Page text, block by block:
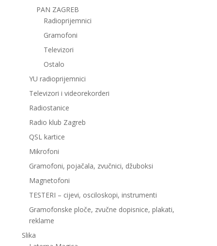
PAN ZAGREB
Radioprijemnici
Gramofoni
Televizori
Ostalo
YU radioprijemnici
Televizori i videorekorderi
Radiostanice
Radio klub Zagreb
QSL kartice
Mikrofoni
Gramofoni, pojačala, zvučnici, džuboksi
Magnetofoni
TESTERI – cijevi, osciloskopi, instrumenti
Gramofonske ploče, zvučne dopisnice, plakati,
reklame
Slika